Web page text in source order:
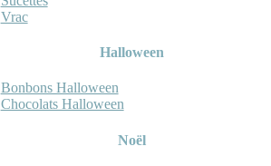
Vrac
Halloween
Bonbons Halloween
Chocolats Halloween
Noël